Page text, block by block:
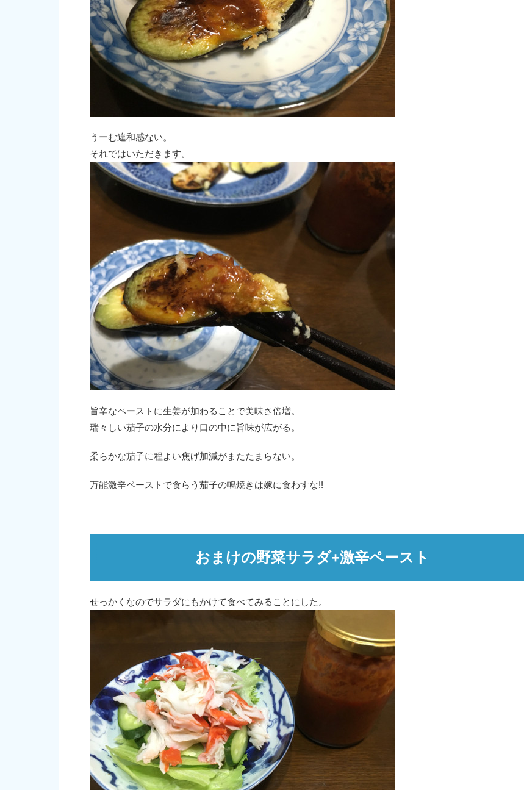
うーむ違和感ない。
それではいただきます。
旨辛なペーストに生姜が加わることで美味さ倍増。
瑞々しい茄子の水分により口の中に旨味が広がる。
柔らかな茄子に程よい焦げ加減がまたたまらない。
万能激辛ペーストで食らう茄子の鴫焼きは嫁に食わすな!!
おまけの野菜サラダ+激辛ペースト
せっかくなのでサラダにもかけて食べてみることにした。